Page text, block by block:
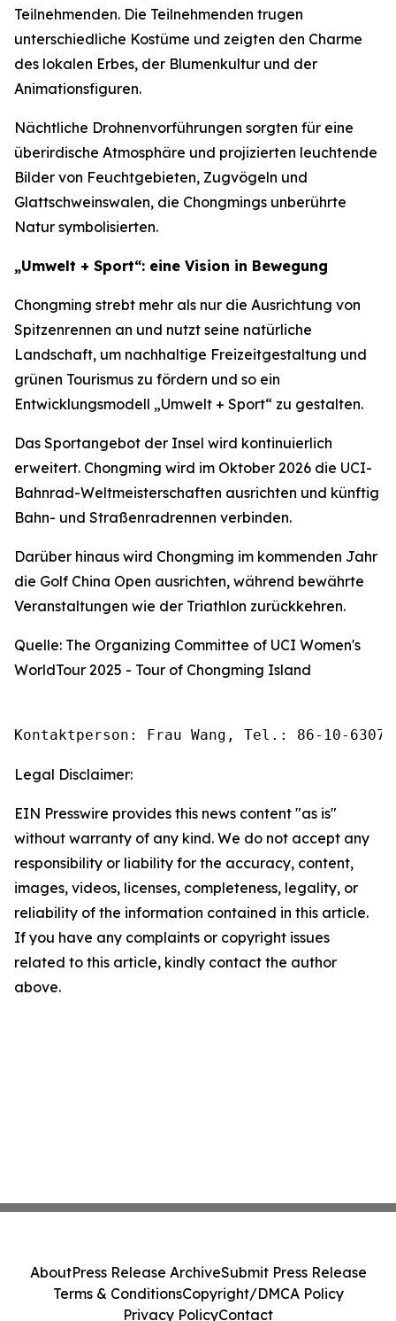
Teilnehmenden. Die Teilnehmenden trugen
unterschiedliche Kostüme und zeigten den Charme
des lokalen Erbes, der Blumenkultur und der
Animationsfiguren.
Nächtliche Drohnenvorführungen sorgten für eine
überirdische Atmosphäre und projizierten leuchtende
Bilder von Feuchtgebieten, Zugvögeln und
Glattschweinswalen, die Chongmings unberührte
Natur symbolisierten.
„Umwelt + Sport“: eine Vision in Bewegung
Chongming strebt mehr als nur die Ausrichtung von
Spitzenrennen an und nutzt seine natürliche
Landschaft, um nachhaltige Freizeitgestaltung und
grünen Tourismus zu fördern und so ein
Entwicklungsmodell „Umwelt + Sport“ zu gestalten.
Das Sportangebot der Insel wird kontinuierlich
erweitert. Chongming wird im Oktober 2026 die UCI-
Bahnrad-Weltmeisterschaften ausrichten und künftig
Bahn- und Straßenradrennen verbinden.
Darüber hinaus wird Chongming im kommenden Jahr
die Golf China Open ausrichten, während bewährte
Veranstaltungen wie der Triathlon zurückkehren.
Quelle: The Organizing Committee of UCI Women's
WorldTour 2025 - Tour of Chongming Island
Kontaktperson: Frau Wang, Tel.: 86-10-
Legal Disclaimer:
EIN Presswire provides this news content "as is"
without warranty of any kind. We do not accept any
responsibility or liability for the accuracy, content,
images, videos, licenses, completeness, legality, or
reliability of the information contained in this article.
If you have any complaints or copyright issues
related to this article, kindly contact the author
above.
AboutPress Release ArchiveSubmit Press Release
Terms & ConditionsCopyright/DMCA Policy
Privacy PolicyContact